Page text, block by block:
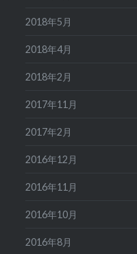
2018年5月
2018年4月
2018年2月
2017年11月
2017年2月
2016年12月
2016年11月
2016年10月
2016年8月